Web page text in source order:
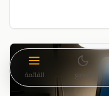
الوضع القائمة